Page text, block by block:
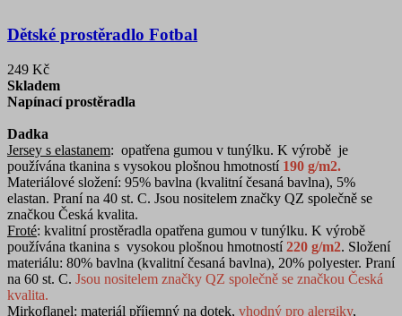
Dětské prostěradlo Fotbal
249 Kč
Skladem
Napínací prostěradla
Dadka
Jersey s elastanem: opatřena gumou v tunýlku. K výrobě je
používána tkanina s vysokou plošnou hmotností 190 g/m2.
Materiálové složení: 95% bavlna (kvalitní česaná bavlna), 5%
elastan. Praní na 40 st. C. Jsou nositelem značky QZ společně se
značkou Česká kvalita.
Froté: kvalitní prostěradla opatřena gumou v tunýlku. K výrobě
používána tkanina s vysokou plošnou hmotností220 g/m2. Složení
materiálu: 80% bavlna (kvalitní česaná bavlna), 20% polyester. Praní
na 60 st. C. Jsou nositelem značky QZ společně se značkou Česká
kvalita.
Mirkoflanel: materiál příjemný na dotek, vhodný pro alergiky,